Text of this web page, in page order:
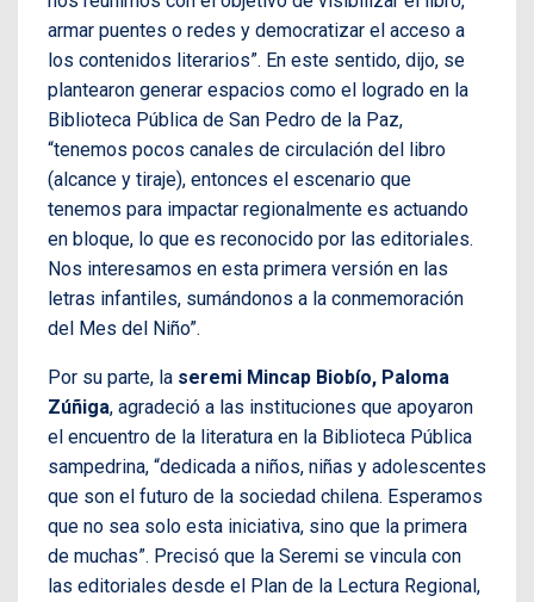
armar puentes o redes y democratizar el acceso a
los contenidos literarios”. En este sentido, dijo, se
plantearon generar espacios como el logrado en la
Biblioteca Pública de San Pedro de la Paz,
“tenemos pocos canales de circulación del libro
(alcance y tiraje), entonces el escenario que
tenemos para impactar regionalmente es actuando
en bloque, lo que es reconocido por las editoriales.
Nos interesamos en esta primera versión en las
letras infantiles, sumándonos a la conmemoración
del Mes del Niño”.
Por su parte, la seremi Mincap Biobío, Paloma
Zúñiga, agradeció a las instituciones que apoyaron
el encuentro de la literatura en la Biblioteca Pública
sampedrina, “dedicada a niños, niñas y adolescentes
que son el futuro de la sociedad chilena. Esperamos
que no sea solo esta iniciativa, sino que la primera
de muchas”. Precisó que la Seremi se vincula con
las editoriales desde el Plan de la Lectura Regional,